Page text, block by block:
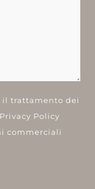
trattamento dei
Privacy Policy
commerciali